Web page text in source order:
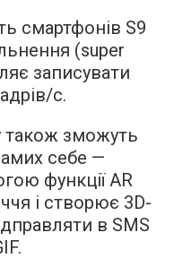
смартфонів S9
(super
записувати
с.
також зможуть
себе —
функції AR
і створює 3D-
в SMS